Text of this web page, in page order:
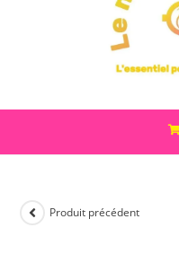
Produit précédent